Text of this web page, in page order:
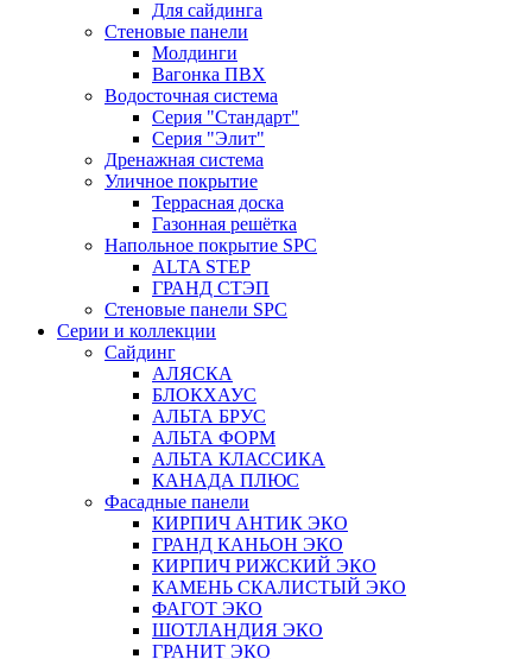
Для сайдинга
Стеновые панели
Молдинги
Вагонка ПВХ
Водосточная система
Серия "Стандарт"
Серия "Элит"
Дренажная система
Уличное покрытие
Террасная доска
Газонная решётка
Напольное покрытие SPC
ALTA STEP
ГРАНД СТЭП
Стеновые панели SPC
Серии и коллекции
Сайдинг
АЛЯСКА
БЛОКХАУС
АЛЬТА БРУС
АЛЬТА ФОРМ
АЛЬТА КЛАССИКА
КАНАДА ПЛЮС
Фасадные панели
КИРПИЧ АНТИК ЭКО
ГРАНД КАНЬОН ЭКО
КИРПИЧ РИЖСКИЙ ЭКО
КАМЕНЬ СКАЛИСТЫЙ ЭКО
ФАГОТ ЭКО
ШОТЛАНДИЯ ЭКО
ГРАНИТ ЭКО